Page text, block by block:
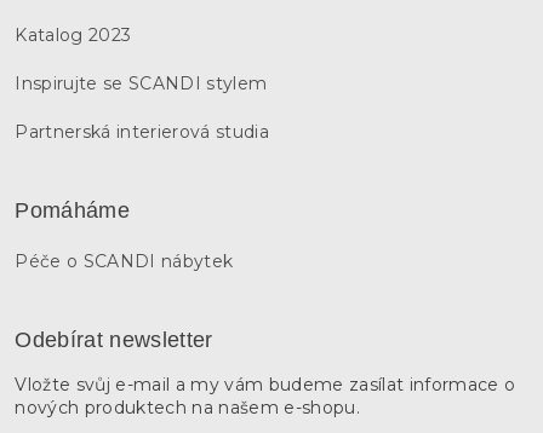
Katalog 2023
Inspirujte se SCANDI stylem
Partnerská interierová studia
Pomáháme
Péče o SCANDI nábytek
Odebírat newsletter
Vložte svůj e-mail a my vám budeme zasílat informace o
nových produktech na našem e-shopu.